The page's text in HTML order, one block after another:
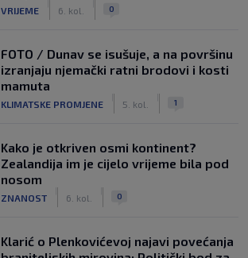
VRIJEME 6. kol. 0
FOTO / Dunav se isušuje, a na površinu
izranjaju njemački ratni brodovi i kosti
mamuta
KLIMATSKE PROMJENE 5. kol. 1
Kako je otkriven osmi kontinent?
Zealandija im je cijelo vrijeme bila pod
nosom
ZNANOST 6. kol. 0
Klarić o Plenkovićevoj najavi povećanja